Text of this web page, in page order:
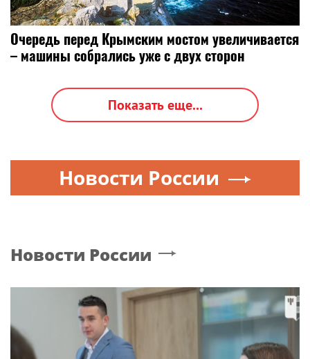
Очередь перед Крымским мостом увеличивается
– машины собрались уже с двух сторон
Показать еще...
Новости России
Новости России